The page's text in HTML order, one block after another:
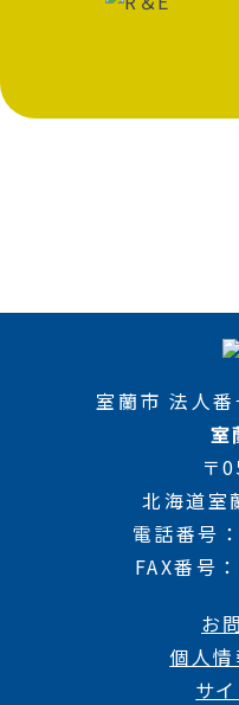
室蘭市 法人
室
〒
北海道室
電話番号
FAX番号
お
個人情
サ